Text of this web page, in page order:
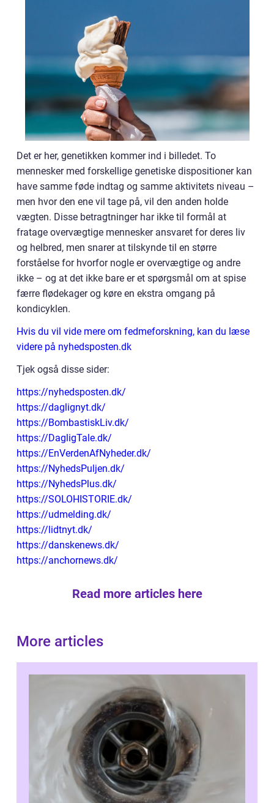
Det er her, genetikken kommer ind i billedet. To
mennesker med forskellige genetiske dispositioner kan
have samme føde indtag og samme aktivitets niveau –
men hvor den ene vil tage på, vil den anden holde
vægten. Disse betragtninger har ikke til formål at
fratage overvægtige mennesker ansvaret for deres liv
og helbred, men snarer at tilskynde til en større
forståelse for hvorfor nogle er overvægtige og andre
ikke – og at det ikke bare er et spørgsmål om at spise
færre flødekager og køre en ekstra omgang på
kondicyklen.
Hvis du vil vide mere om fedmeforskning, kan du læse
videre på nyhedsposten.dk
Tjek også disse sider:
https://nyhedsposten.dk/
https://daglignyt.dk/
https://BombastiskLiv.dk/
https://DagligTale.dk/
https://EnVerdenAfNyheder.dk/
https://NyhedsPuljen.dk/
https://NyhedsPlus.dk/
https://SOLOHISTORIE.dk/
https://udmelding.dk/
https://lidtnyt.dk/
https://danskenews.dk/
https://anchornews.dk/
Read more articles here
More articles